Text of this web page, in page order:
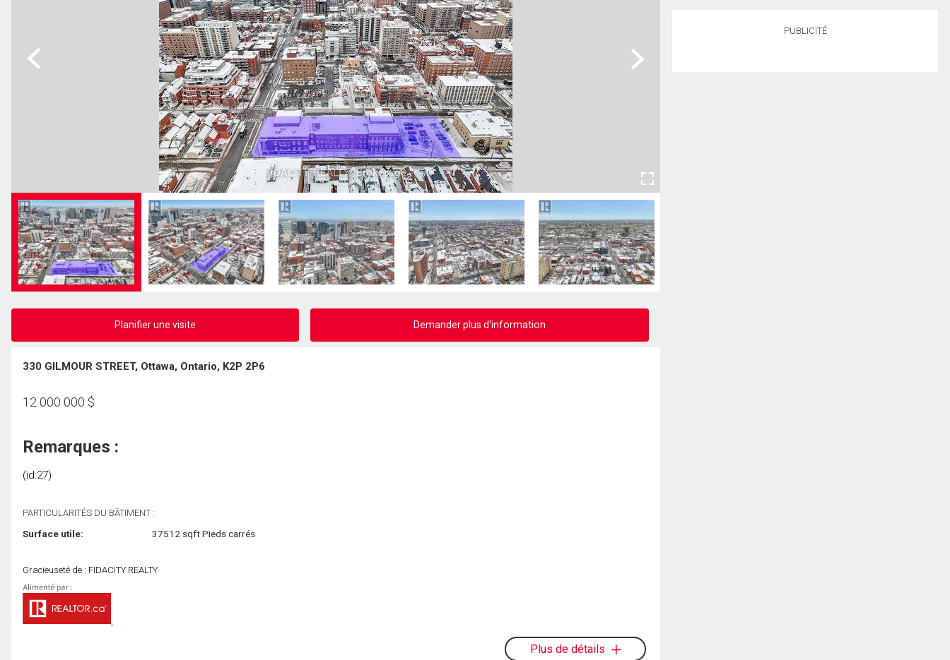
Previous Next
Planifier une visite Demander plus d'information
330 GILMOUR STREET, Ottawa, Ontario, K2P 2P6
12 000 000 $
Remarques :
(id:27)
PARTICULARITÉS DU BÂTIMENT :
Surface utile: 37512 sqft Pieds carrés
Gracieuseté de : FIDACITY REALTY
Plus de détails
PUBLICITÉ